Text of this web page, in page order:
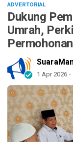
ADVERTORIAL
Dukung
Umrah,
1 Apr 2026 -